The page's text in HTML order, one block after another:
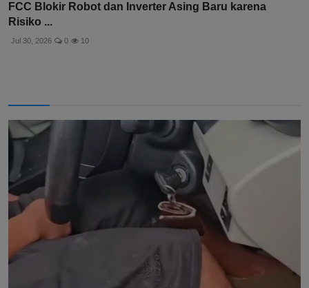
FCC Blokir Robot dan Inverter Asing Baru karena
Risiko ...
Jul 30, 2026 0 10